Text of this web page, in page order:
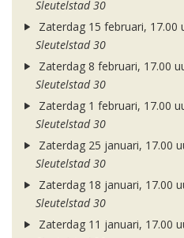
Sleutelstad 30
Zaterdag 15 februari, 17.00
Sleutelstad 30
Zaterdag 8 februari, 17.00
Sleutelstad 30
Zaterdag 1 februari, 17.00
Sleutelstad 30
Zaterdag 25 januari, 17.00
Sleutelstad 30
Zaterdag 18 januari, 17.00
Sleutelstad 30
Zaterdag 11 januari, 17.00